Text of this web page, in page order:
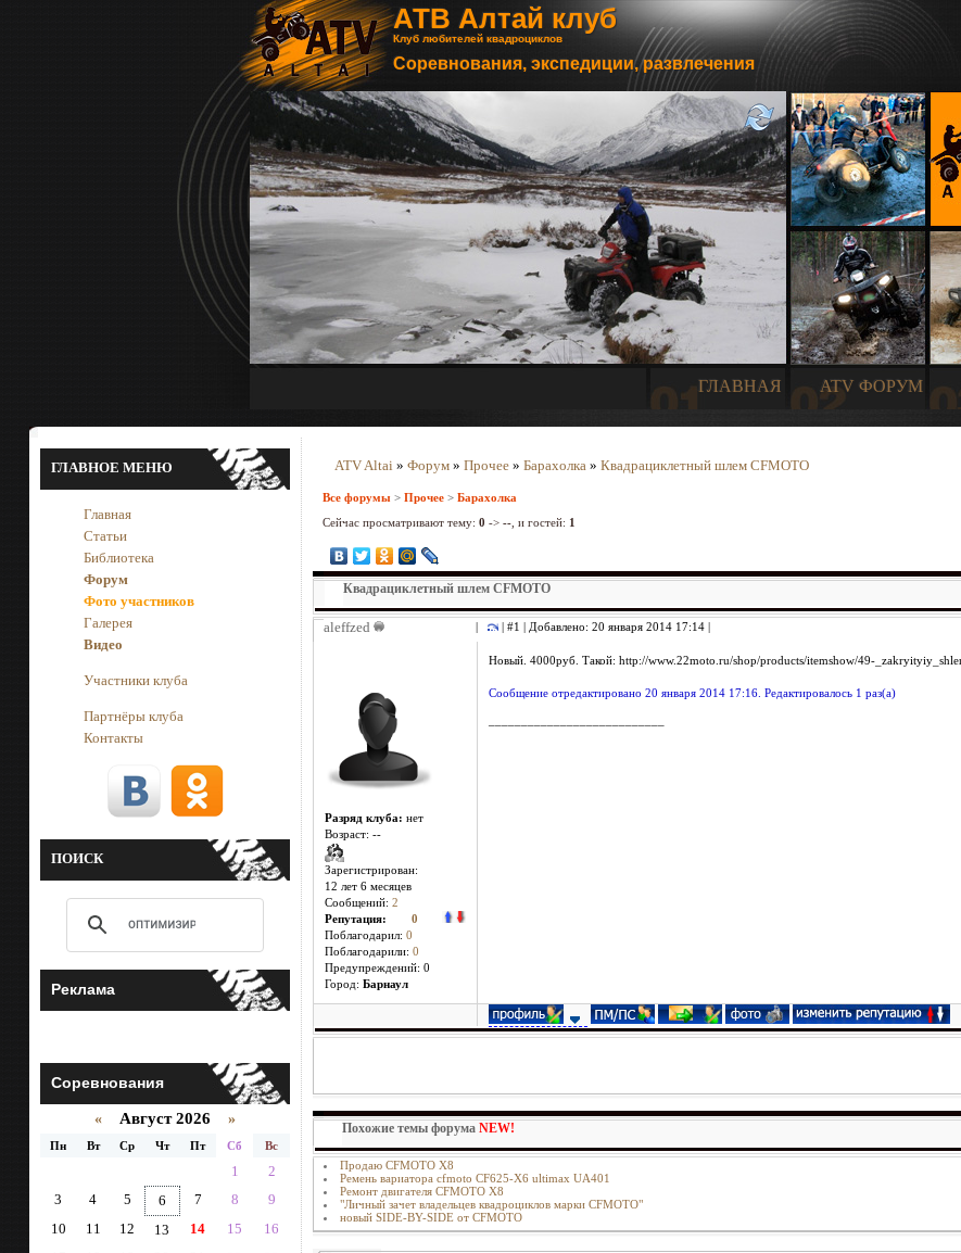
АТВ Алтай клуб
Клуб любителей квадроциклов
Соревнования, экспедиции, развлечения
ГЛАВНАЯ ATV ФОРУМ
ГЛАВНОЕ МЕНЮ
Главная
Статьи
Библиотека
Форум
Фото участников
Галерея
Видео
Участники клуба
Партнёры клуба
Контакты
ПОИСК
Реклама
Соревнования
« Август 2026 »
Пн Вт Ср Чт Пт Сб Вс
1
2
3
4 5 6 7 8
9
10
11 12 13 14 15
16
ATV Altai » Форум » Прочее » Барахолка » Квадрациклетный шлем CFMOTO
Все форумы > Прочее > Барахолка
Сейчас просматривают тему: 0 -> -- , и гостей: 1
Квадрациклетный шлем CFMOTO
aleffzed | #1 | Добавлено: 20 января 2014 17:14 |
Разряд клуба: нет
Возраст: --
Зарегистрирован:
12 лет 6 месяцев
Сообщений: 2
Репутация: 0
Поблагодарил: 0
Поблагодарили: 0
Предупреждений: 0
Город: Барнаул
Новый. 4000руб. Такой: http://www.22moto.ru/shop/products/itemshow/49-
Сообщение отредактировано 20 января 2014 17:16. Редактировалось 1 раз(а)
Похожие темы форума NEW!
Продаю CFMOTO X8
Ремень вариатора cfmoto CF625-X6 ultimax UA401
Ремонт двигателя CFMOTO X8
"Личный зачет владельцев квадроциклов марки CFMOTO"
новый SIDE-BY-SIDE от CFMOTO